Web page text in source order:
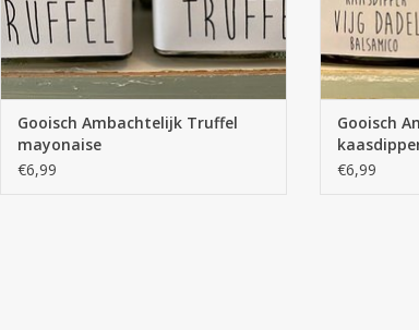
Gooisch Ambachtelijk Truffel
mayonaise
€6,99
Gooisch
€6,99